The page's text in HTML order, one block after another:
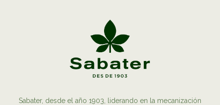
Sabater, desde el año 1903, liderando en la mecanización